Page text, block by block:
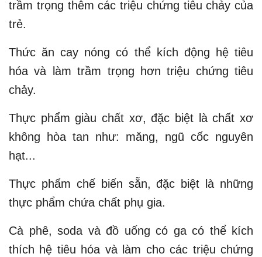
trầm trọng thêm các triệu chứng tiêu chảy của
trẻ.
Thức ăn cay nóng có thể kích động hệ tiêu
hóa và làm trầm trọng hơn triệu chứng tiêu
chảy.
Thực phẩm giàu chất xơ, đặc biệt là chất xơ
không hòa tan như: măng, ngũ cốc nguyên
hạt...
Thực phẩm chế biến sẵn, đặc biệt là những
thực phẩm chứa chất phụ gia.
Cà phê, soda và đồ uống có ga có thể kích
thích hệ tiêu hóa và làm cho các triệu chứng